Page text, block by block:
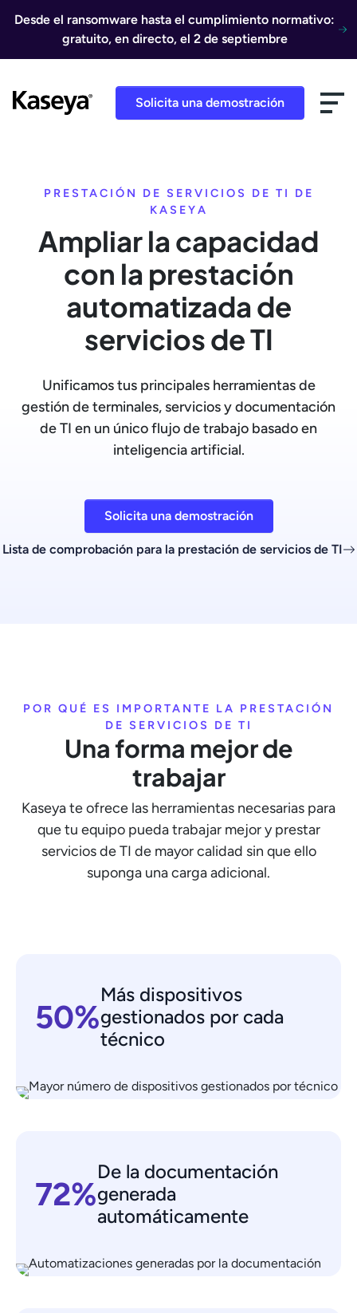
Desde el ransomware hasta el cumplimiento normativo:
gratuito, en directo, el 2 de septiembre
Solicita una demostración
PRESTACIÓN DE SERVICIOS DE TI DE
KASEYA
Ampliar la capacidad
con la prestación
automatizada de
servicios de TI
Unificamos tus principales herramientas de
gestión de terminales, servicios y documentación
de TI en un único flujo de trabajo basado en
inteligencia artificial.
Solicita una demostración
Lista de comprobación para la prestación de servicios de TI
POR QUÉ ES IMPORTANTE LA PRESTACIÓN
DE SERVICIOS DE TI
Una forma mejor de
trabajar
Kaseya te ofrece las herramientas necesarias para
que tu equipo pueda trabajar mejor y prestar
servicios de TI de mayor calidad sin que ello
suponga una carga adicional.
50%
Más dispositivos
gestionados por cada
técnico
72%
De la documentación
generada
automáticamente